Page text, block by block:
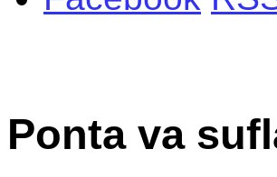
Ponta va